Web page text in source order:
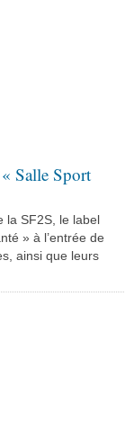
Salle Sport
la SF2S, le label
» à l’entrée de
ainsi que leurs